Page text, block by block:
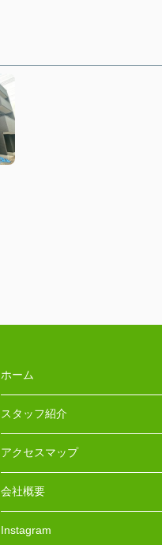
ホーム
スタッフ紹介
アクセスマップ
会社概要
Instagram